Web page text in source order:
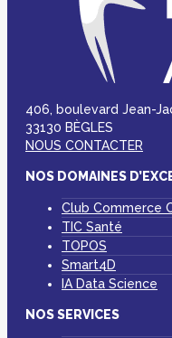
406, boulevard Jean-
33130 BÈGLES
NOUS CONTACTER
NOS DOMAINES
Club Commerce
TIC Santé
TOPOS
Smart4D
IA Data Science
NOS SERVICES